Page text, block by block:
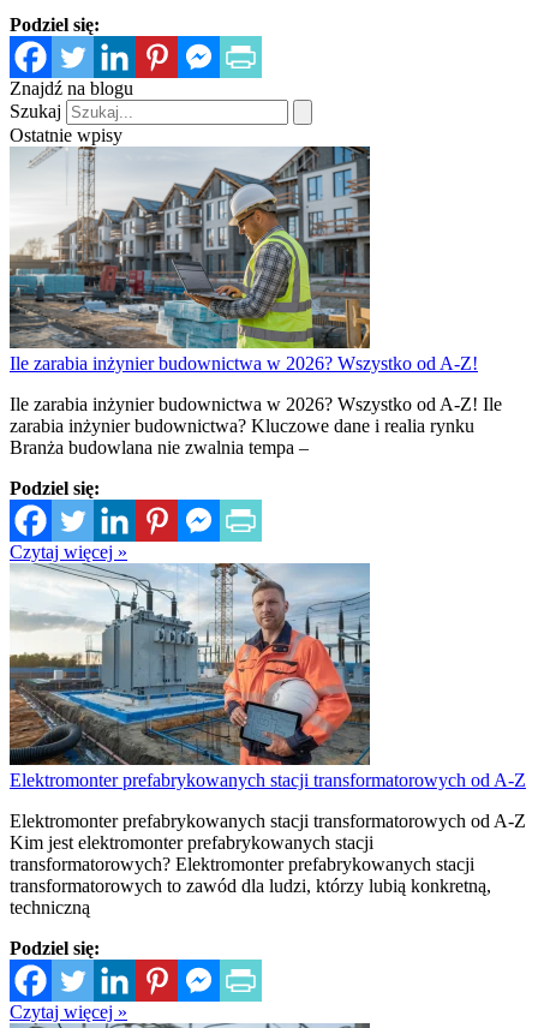
Podziel się:
Znajdź na blogu
Szukaj
Ostatnie wpisy
Ile zarabia inżynier budownictwa w 2026? Wszystko od A-Z!
Ile zarabia inżynier budownictwa w 2026? Wszystko od A-Z! Ile
zarabia inżynier budownictwa? Kluczowe dane i realia rynku
Branża budowlana nie zwalnia tempa –
Podziel się:
Czytaj więcej »
Elektromonter prefabrykowanych stacji transformatorowych od A-Z
Elektromonter prefabrykowanych stacji transformatorowych od A-Z
Kim jest elektromonter prefabrykowanych stacji
transformatorowych? Elektromonter prefabrykowanych stacji
transformatorowych to zawód dla ludzi, którzy lubią konkretną,
techniczną
Podziel się:
Czytaj więcej »